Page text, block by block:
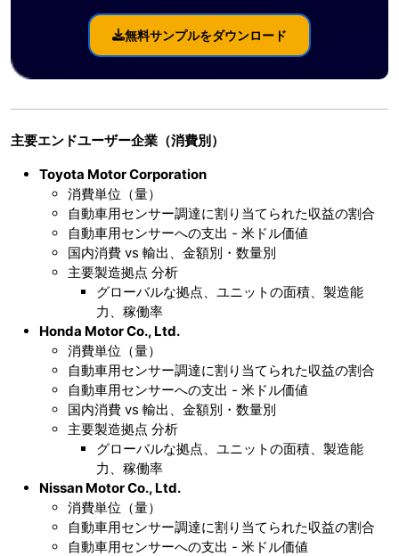
無料サンプルをダウンロード
主要エンドユーザー企業（消費別）
Toyota Motor Corporation
消費単位（量）
自動車用センサー調達に割り当てられた収益の割合
自動車用センサーへの支出 - 米ドル価値
国内消費 vs 輸出、金額別・数量別
主要製造拠点 分析
グローバルな拠点、ユニットの面積、製造能
力、稼働率
Honda Motor Co., Ltd.
消費単位（量）
自動車用センサー調達に割り当てられた収益の割合
自動車用センサーへの支出 - 米ドル価値
国内消費 vs 輸出、金額別・数量別
主要製造拠点 分析
グローバルな拠点、ユニットの面積、製造能
力、稼働率
Nissan Motor Co., Ltd.
消費単位（量）
自動車用センサー調達に割り当てられた収益の割合
自動車用センサーへの支出 - 米ドル価値